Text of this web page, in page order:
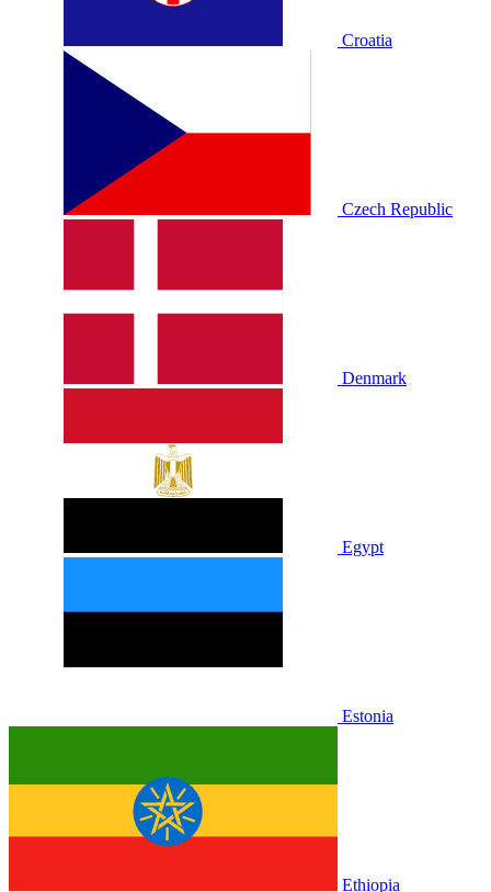
Croatia
Czech Republic
Denmark
Egypt
Estonia
Ethiopia